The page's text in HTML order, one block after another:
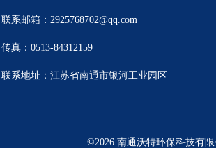
联系邮箱：2925768702@qq.com
传真：0513-84312159
联系地址：江苏省南通市银河工业园区
©2026 南通沃特环保科技有